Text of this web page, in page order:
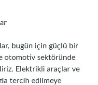
bugün için güçlü bir
otomotiv sektöründe
Elektrikli araçlar ve
tercih edilmeye